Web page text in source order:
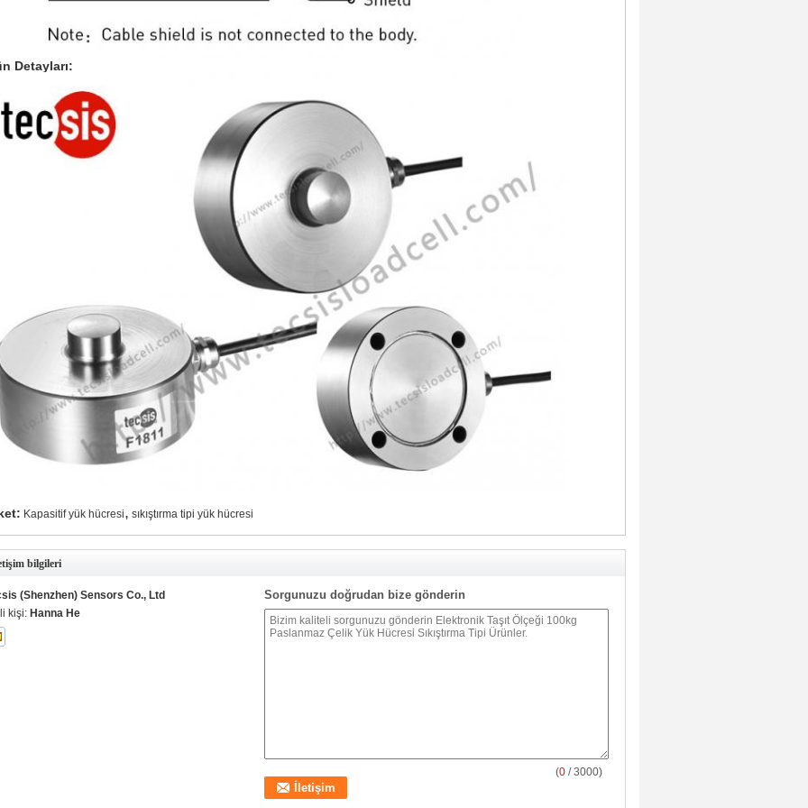
Detayları:
Kapasitif yük hücresi, sıkıştırma tipi yük hücresi
bilgileri
(Shenzhen) Sensors Co., Ltd
kişi: Hanna He
Sorgunuzu doğrudan bize gönderin
(0 / 3000)